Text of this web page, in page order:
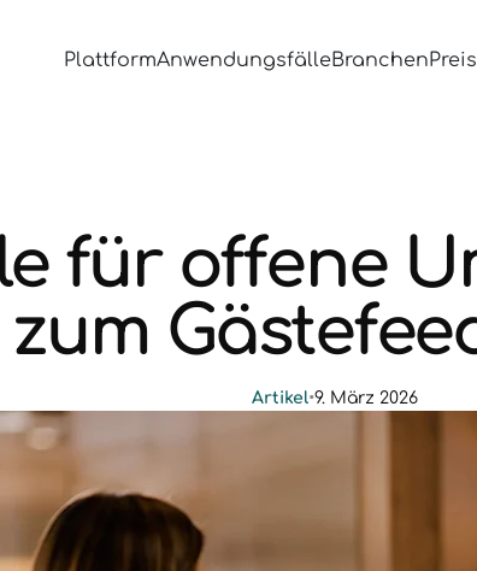
PlattformAnwendungsfälleBranchen
für offene
zum
Artikel•9. März 2026